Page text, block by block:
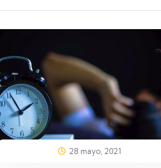
28 mayo, 2021